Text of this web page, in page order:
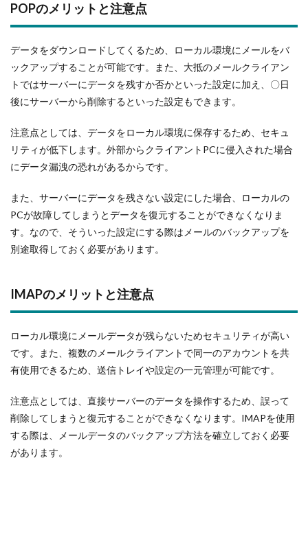
POPのメリットと注意点
データをダウンロードしてくるため、ローカル環境にメールをバ
ックアップすることが可能です。また、大抵のメールクライアン
トではサーバーにデータを残すか否かといった設定に加え、〇日
後にサーバーから削除するといった設定もできます。
注意点としては、データをローカル環境に保存するため、セキュ
リティが低下します。外部からクライアントPCに侵入された場合
にデータ漏洩の恐れがあるからです。
また、サーバーにデータを残さない設定にした場合、ローカルの
PCが故障してしまうとデータを復元することができなくなりま
す。なので、そういった設定にする際はメールのバックアップを
別途取得しておく必要があります。
IMAPのメリットと注意点
ローカル環境にメールデータが残らないためセキュリティが高い
です。また、複数のメールクライアントで同一のアカウントを共
有使用できるため、送信トレイや設定の一元管理が可能です。
注意点としては、直接サーバーのデータを操作するため、誤って
削除してしまうと復元することができなくなります。IMAPを使用
する際は、メールデータのバックアップ方法を確立しておく必要
があります。